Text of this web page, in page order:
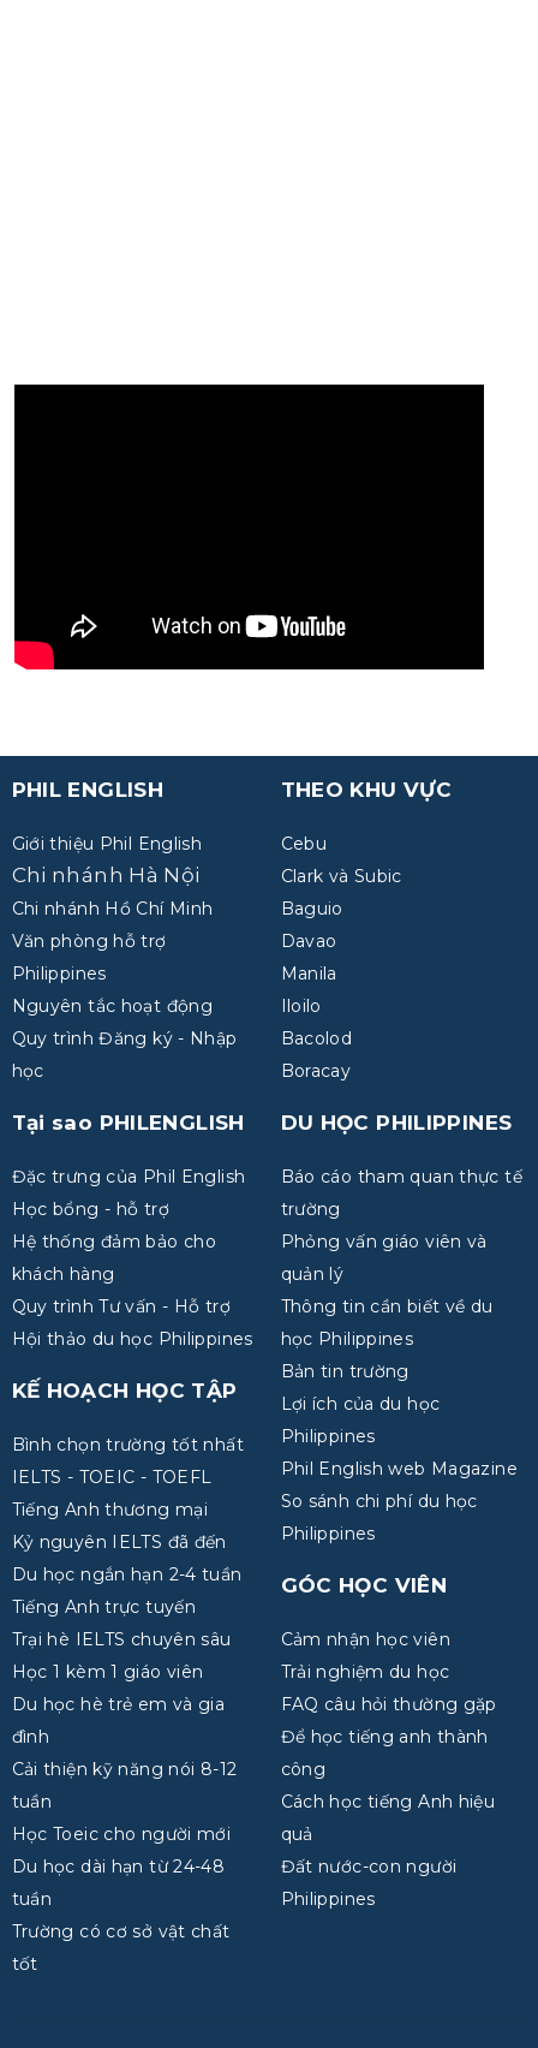
PHIL ENGLISH
Giới thiệu Phil English
Chi nhánh Hà Nội
Chi nhánh Hồ Chí Minh
Văn phòng hỗ trợ
Philippines
Nguyên tắc hoạt động
Quy trình Đăng ký - Nhập
học
Tại sao PHILENGLISH
Đặc trưng của Phil English
Học bổng - hỗ trợ
Hệ thống đảm bảo cho
khách hàng
Quy trình Tư vấn - Hỗ trợ
Hội thảo du học Philippines
KẾ HOẠCH HỌC TẬP
Bình chọn trường tốt nhất
IELTS - TOEIC - TOEFL
Tiếng Anh thương mại
Kỷ nguyên IELTS đã đến
Du học ngắn hạn 2-4 tuần
Tiếng Anh trực tuyến
Trại hè IELTS chuyên sâu
Học 1 kèm 1 giáo viên
Du học hè trẻ em và gia
đình
Cải thiện kỹ năng nói 8-12
tuần
Học Toeic cho người mới
Du học dài hạn từ 24-48
tuần
Trường có cơ sở vật chất
tốt
THEO KHU VỰC
Cebu
Clark và Subic
Baguio
Davao
Manila
Iloilo
Bacolod
Boracay
DU HỌC PHILIPPINES
Báo cáo tham quan thực tế
trường
Phỏng vấn giáo viên và
quản lý
Thông tin cần biết về du
học Philippines
Bản tin trường
Lợi ích của du học
Philippines
Phil English web Magazine
So sánh chi phí du học
Philippines
GÓC HỌC VIÊN
Cảm nhận học viên
Trải nghiệm du học
FAQ câu hỏi thường gặp
Để học tiếng anh thành
công
Cách học tiếng Anh hiệu
quả
Đất nước-con người
Philippines